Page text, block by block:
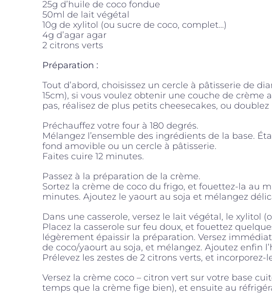
25g d’huile de coco fondue
50ml de lait végétal
10g de xylitol (ou sucre de coco, complet…)
4g d’agar agar
2 citrons verts
Préparation :
Tout d’abord, choisissez un cercle à pâtisserie de
15cm), si vous voulez obtenir une couche de crème
pas, réalisez de plus petits cheesecakes, ou doublez
Préchauffez votre four à 180 degrés.
Mélangez l’ensemble des ingrédients de la base.
fond amovible ou un cercle à pâtisserie.
Faites cuire 12 minutes.
Passez à la préparation de la crème.
Sortez la crème de coco du frigo, et fouettez-la au
minutes. Ajoutez le yaourt au soja et mélangez
Dans une casserole, versez le lait végétal, le xylitol
Placez la casserole sur feu doux, et fouettez
légèrement épaissir la préparation. Versez
de coco/yaourt au soja, et mélangez. Ajoutez enfin
Prélevez les zestes de 2 citrons verts, et incorporez-
Versez la crème coco – citron vert sur votre base
temps que la crème fige bien), et ensuite au